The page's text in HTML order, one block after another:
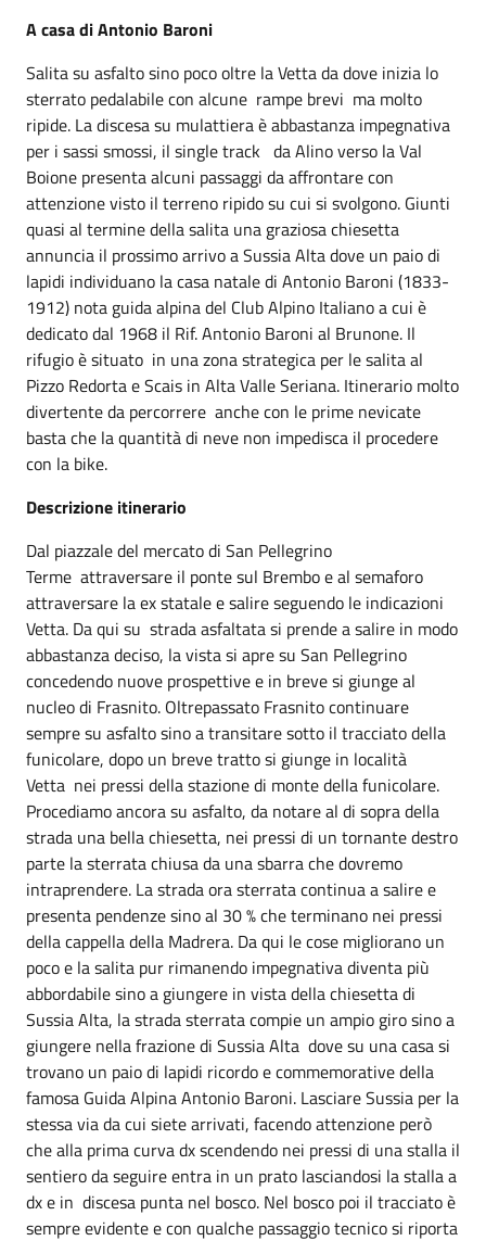
A casa di Antonio Baroni
Salita su asfalto sino poco oltre la Vetta da dove inizia lo
sterrato pedalabile con alcune rampe brevi ma molto
ripide. La discesa su mulattiera è abbastanza impegnativa
per i sassi smossi, il single track da Alino verso la Val
Boione presenta alcuni passaggi da affrontare con
attenzione visto il terreno ripido su cui si svolgono. Giunti
quasi al termine della salita una graziosa chiesetta
annuncia il prossimo arrivo a Sussia Alta dove un paio di
lapidi individuano la casa natale di Antonio Baroni (1833-
1912) nota guida alpina del Club Alpino Italiano a cui è
dedicato dal 1968 il Rif. Antonio Baroni al Brunone. Il
rifugio è situato in una zona strategica per le salita al
Pizzo Redorta e Scais in Alta Valle Seriana. Itinerario molto
divertente da percorrere anche con le prime nevicate
basta che la quantità di neve non impedisca il procedere
con la bike.
Descrizione itinerario
Dal piazzale del mercato di San Pellegrino
Terme attraversare il ponte sul Brembo e al semaforo
attraversare la ex statale e salire seguendo le indicazioni
Vetta. Da qui su strada asfaltata si prende a salire in modo
abbastanza deciso, la vista si apre su San Pellegrino
concedendo nuove prospettive e in breve si giunge al
nucleo di Frasnito. Oltrepassato Frasnito continuare
sempre su asfalto sino a transitare sotto il tracciato della
funicolare, dopo un breve tratto si giunge in località
Vetta nei pressi della stazione di monte della funicolare.
Procediamo ancora su asfalto, da notare al di sopra della
strada una bella chiesetta, nei pressi di un tornante destro
parte la sterrata chiusa da una sbarra che dovremo
intraprendere. La strada ora sterrata continua a salire e
presenta pendenze sino al 30 % che terminano nei pressi
della cappella della Madrera. Da qui le cose migliorano un
poco e la salita pur rimanendo impegnativa diventa più
abbordabile sino a giungere in vista della chiesetta di
Sussia Alta, la strada sterrata compie un ampio giro sino a
giungere nella frazione di Sussia Alta dove su una casa si
trovano un paio di lapidi ricordo e commemorative della
famosa Guida Alpina Antonio Baroni. Lasciare Sussia per la
stessa via da cui siete arrivati, facendo attenzione però
che alla prima curva dx scendendo nei pressi di una stalla il
sentiero da seguire entra in un prato lasciandosi la stalla a
dx e in discesa punta nel bosco. Nel bosco poi il tracciato è
sempre evidente e con qualche passaggio tecnico si riporta